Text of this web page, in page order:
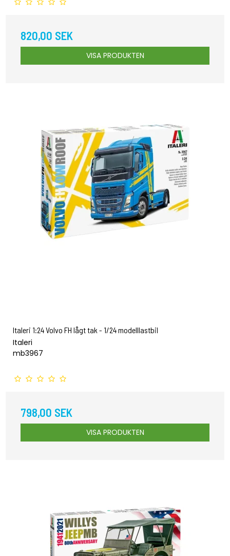
820,00 SEK
VISA PRODUKTEN
Italeri 1:24 Volvo FH lågt tak - 1/24 modelllastbil
Italeri
mb3967
798,00 SEK
VISA PRODUKTEN